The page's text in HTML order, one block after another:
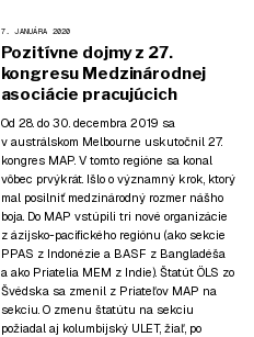
7. JANUÁRA 2020
Pozitívne dojmy z 27.
kongresu Medzinárodnej
asociácie pracujúcich
Od 28. do 30. decembra 2019 sa
v austrálskom Melbourne uskutočnil 27.
kongres MAP. V tomto regióne sa konal
vôbec prvýkrát. Išlo o významný krok, ktorý
mal posilniť medzinárodný rozmer nášho
boja. Do MAP vstúpili tri nové organizácie
z ázijsko-pacifického regiónu (ako sekcie
PPAS z Indonézie a BASF z Bangladéša
a ako Priatelia MEM z Indie). Štatút ÖLS zo
Švédska sa zmenil z Priateľov MAP na
sekciu. O zmenu štatútu na sekciu
požiadal aj kolumbijský ULET, žiaľ, po